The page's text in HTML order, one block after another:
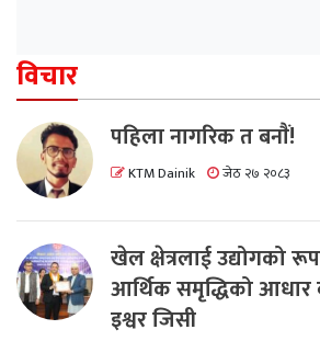
विचार
पहिला नागरिक त बनाैं!
KTM Dainik जेठ २७ २०८३
खेल क्षेत्रलाई उद्योगको
आर्थिक समृद्धिको आधार
इश्वर जिसी